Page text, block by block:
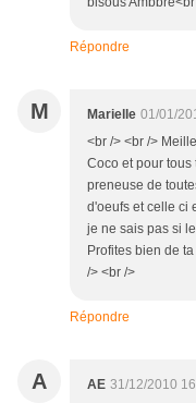
Répondre
M Marielle 01/01/
<br /> <br />
Coco et pour tous
preneuse de
d'oeufs et celle ci
je ne sais pas si
Profites bien de
/> <br />
Répondre
A AE 31/12/2010